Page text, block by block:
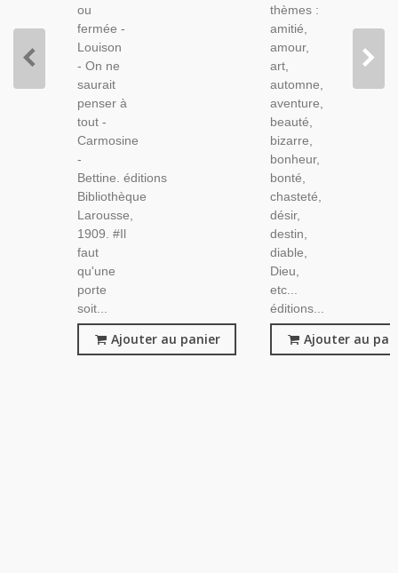
ou
fermée -
Louison
- On ne
saurait
penser à
tout -
Carmosine
-
Bettine. éditions
Bibliothèque
Larousse,
1909. #Il
faut
qu'une
porte
soit...
Ajouter au panier
thèmes :
amitié,
amour,
art,
automne,
aventure,
beauté,
bizarre,
bonheur,
bonté,
chasteté,
désir,
destin,
diable,
Dieu,
etc...
éditions...
Ajouter au